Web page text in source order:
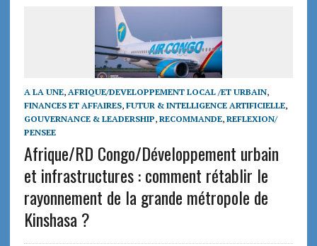
A LA UNE, AFRIQUE/DEVELOPPEMENT LOCAL /ET URBAIN,
FINANCES ET AFFAIRES, FUTUR & INTELLIGENCE ARTIFICIELLE,
GOUVERNANCE & LEADERSHIP, RECOMMANDE, REFLEXION/
PENSEE
Afrique/RD Congo/Développement urbain
et infrastructures : comment rétablir le
rayonnement de la grande métropole de
Kinshasa ?